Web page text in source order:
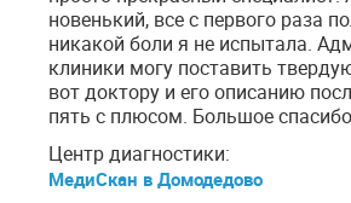
новенький, все с первого раза
никакой боли я не испытала.
клиники могу поставить
вот доктору и его описанию
пять с плюсом. Большое
Центр диагностики:
МедиСкан в Домодедово